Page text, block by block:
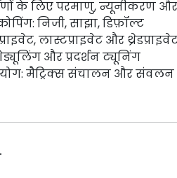
के लिए परमाणु, न्यूनीकरण
निजी, साझा, डिफ़ॉल्ट
लास्टप्राइवेट और
और प्रदर्शन ट्यूनिंग
मैट्रिक्स संचालन और संवलन